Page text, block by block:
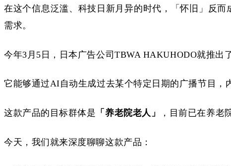
在这个信息泛滥、科技日新月异的时代，「怀旧」反
需求。
今年3月5日，日本广告公司TBWA HAKUHODO就推出
它能够通过AI自动生成过去某个特定日期的广播节目，
这款产品的目标群体是 「养老院老人」 ， 目前已在养老
今天，我们就来深度聊聊这款产品 ：